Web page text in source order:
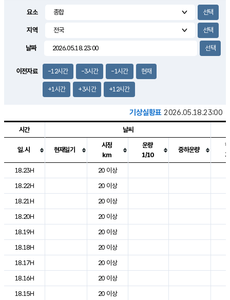
2.5m/s
14.5
요소
지역
날짜
이전자료 -12시간 -3시간 -1시간 현재
+1시간 +3시간 +12시간
기상실황표 2026.05.18.23:00
도시별 기상실황표로 지점, 날씨, 기온, 강수, 바람, 기압등을 안내한 표입
시간 날씨
일.시 현재일기
시정
km
운량
1/10
중하운량
18.23H
20 이상
18.22H
20 이상
18.21H
20 이상
18.20H
20 이상
18.19H
20 이상
18.18H
20 이상
18.17H
20 이상
18.16H
20 이상
18.15H
20 이상